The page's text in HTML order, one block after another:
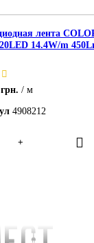
лента
14.4W/m
грн.
м
4908212